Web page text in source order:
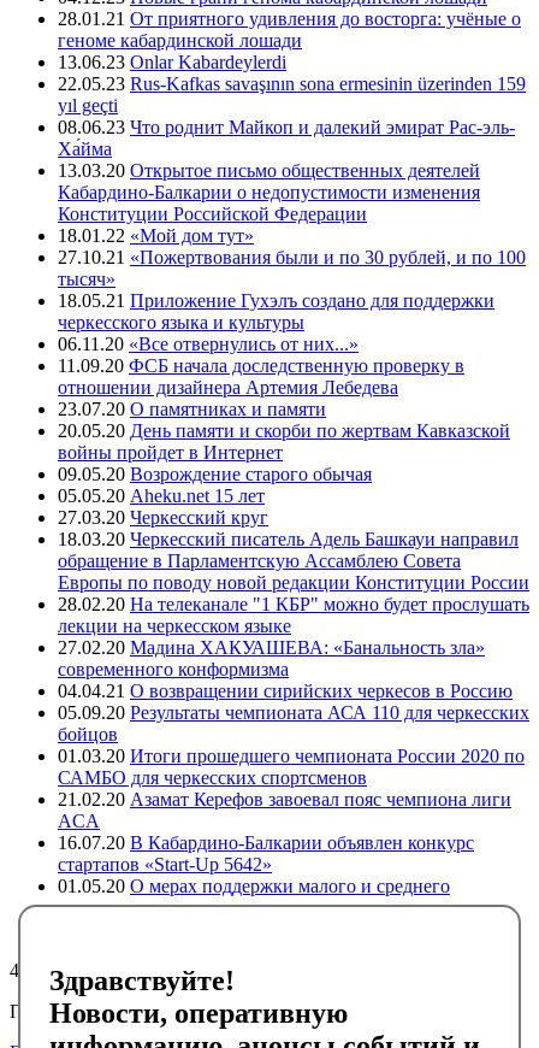
28.01.21 От приятного удивления до восторга: учёные о
геноме кабардинской лошади
13.06.23 Onlar Kabardeylerdi
22.05.23 Rus-Kafkas savaşının sona ermesinin üzerinden 159
yıl geçti
08.06.23 Что роднит Майкоп и далекий эмират Рас-эль-
Ха́йма
13.03.20 Открытое письмо общественных деятелей
Кабардино-Балкарии о недопустимости изменения
Конституции Российской Федерации
18.01.22 «Мой дом тут»
27.10.21 «Пожертвования были и по 30 рублей, и по 100
тысяч»
18.05.21 Приложение Гухэлъ создано для поддержки
черкесского языка и культуры
06.11.20 «Все отвернулись от них...»
11.09.20 ФСБ начала доследственную проверку в
отношении дизайнера Артемия Лебедева
23.07.20 О памятниках и памяти
20.05.20 День памяти и скорби по жертвам Кавказской
войны пройдет в Интернет
09.05.20 Возрождение старого обычая
05.05.20 Aheku.net 15 лет
27.03.20 Черкесский круг
18.03.20 Черкесский писатель Адель Башкауи направил
обращение в Парламентскую Ассамблею Совета
Европы по поводу новой редакции Конституции России
28.02.20 На телеканале "1 КБР" можно будет прослушать
лекции на черкесском языке
27.02.20 Мадина ХАКУАШЕВА: «Банальность зла»
современного конформизма
04.04.21 О возвращении сирийских черкесов в Россию
05.09.20 Результаты чемпионата АСА 110 для черкесских
бойцов
01.03.20 Итоги прошедшего чемпионата России 2020 по
САМБО для черкесских спортсменов
21.02.20 Азамат Керефов завоевал пояс чемпиона лиги
ACA
16.07.20 В Кабардино-Балкарии объявлен конкурс
стартапов «Start-Up 5642»
01.05.20 О мерах поддержки малого и среднего
предпринимательства в регионах компактного
4499
Подписывайтесь на черкесский инфоканал в Telegram
Здравствуйте!
Новости, оперативную